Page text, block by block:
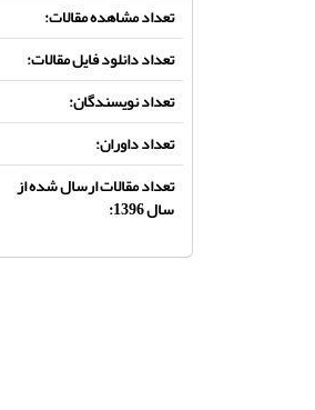
تعداد مشاهده مقالات:
تعداد دانلود فایل مقالات:
تعداد نویسندگان:
تعداد داوران:
تعداد مقالات ارسال شده از
سال 1396: